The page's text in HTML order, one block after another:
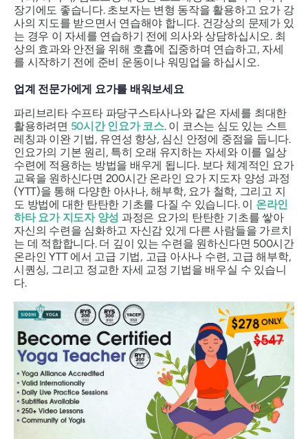
장기에도 좋습니다. 초보자는 변형 동작을 활용하고 요가 강
사의 지도를 받으면서 연습해야 합니다. 건강상의 문제가 있
는 경우 이 자세를 연습하기 전에 의사와 상담하십시오. 최
상의 효과와 안전을 위해 호흡에 집중하며 연습하고, 자세
를 시작하기 전에 준비 운동이나 워밍업을 하십시오.
업계 전문가에게 요가를 배워보세요
파리브리타 수프타 파당구스타사나와 같은 자세를 최대한
활용하려면 50시간 인요가 코스. 이 코스는 심도 있는 스트
레칭과 이완 기법, 유연성 향상, 심신 안정에 중점을 둡니다.
인요가의 기본 원리, 특히 오래 유지하는 자세와 이를 일상
수련에 적용하는 방법을 배우게 됩니다. 보다 체계적인 요가
교육을 원하신다면 200시간 온라인 요가 지도자 양성 과정
(YTT)을 통해 다양한 아사나, 해부학, 요가 철학, 그리고 지
도 방법에 대한 탄탄한 기초를 다질 수 있습니다. 이 온라인
하타 요가 지도자 양성 과정은 요가의 탄탄한 기초를 쌓아
자신의 수련을 심화하고 자신감 있게 다른 사람들을 가르치
는 데 적합합니다. 더 깊이 있는 수련을 원하신다면 500시간
온라인 YTT에서 고급 기법, 고급 아사나 수련, 고급 해부학,
시퀀싱, 그리고 정교한 자세 교정 기법을 배우실 수 있습니
다.